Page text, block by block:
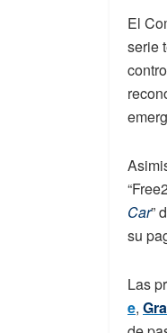
El
serie
Car”
su
Las
e,